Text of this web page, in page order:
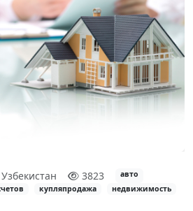
Узбекистан 3823
авто
купляпродажа недвижимость